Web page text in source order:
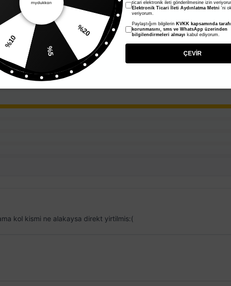
kol kismi ne alakaysa direkt yirtilmis:(
%20
ticari elektronik ileti gönderilmesine izin
Elektronik Ticari İleti Aydınlatma Metni 'ni
veriyorum.
Paylaştığım bilgilerin KVKK kapsamında
korunmasını, sms ve WhatsApp üzerinden
bilgilendirmeleri almayı kabul ediyorum.
ÇEVİR